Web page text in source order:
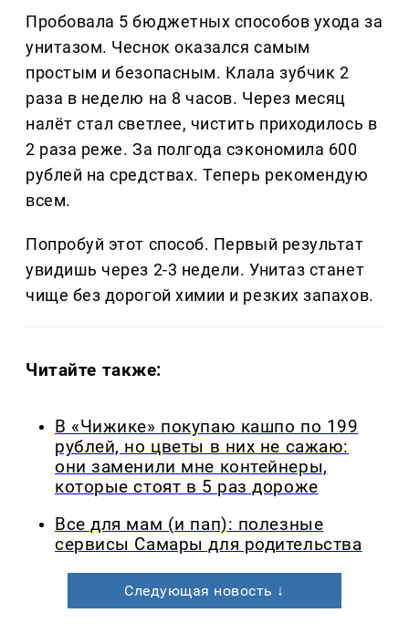
Пробовала 5 бюджетных способов ухода за
унитазом. Чеснок оказался самым
простым и безопасным. Клала зубчик 2
раза в неделю на 8 часов. Через месяц
налёт стал светлее, чистить приходилось в
2 раза реже. За полгода сэкономила 600
рублей на средствах. Теперь рекомендую
всем.
Попробуй этот способ. Первый результат
увидишь через 2-3 недели. Унитаз станет
чище без дорогой химии и резких запахов.
Читайте также:
В «Чижике» покупаю кашпо по 199
рублей, но цветы в них не сажаю:
они заменили мне контейнеры,
которые стоят в 5 раз дороже
Все для мам (и пап): полезные
сервисы Самары для родительства
Следующая новость ↓